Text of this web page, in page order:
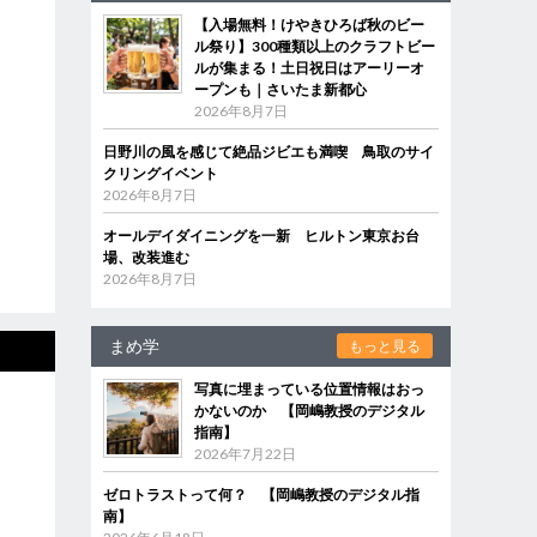
【入場無料！けやきひろば秋のビー
ル祭り】300種類以上のクラフトビー
ルが集まる！土日祝日はアーリーオ
ープンも｜さいたま新都心
2026年8月7日
日野川の風を感じて絶品ジビエも満喫 鳥取のサイ
クリングイベント
2026年8月7日
オールデイダイニングを一新 ヒルトン東京お台
場、改装進む
2026年8月7日
まめ学 もっと見る
写真に埋まっている位置情報はおっ
かないのか 【岡嶋教授のデジタル
指南】
2026年7月22日
ゼロトラストって何？ 【岡嶋教授のデジタル指
南】